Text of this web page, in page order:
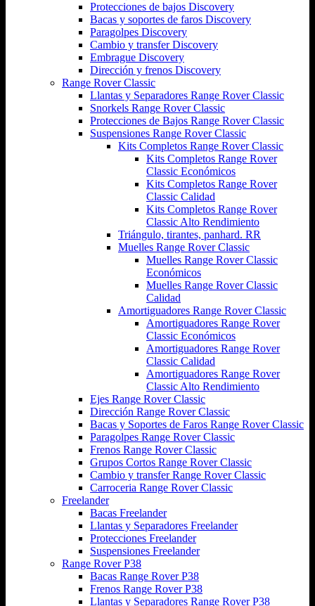
Protecciones de bajos Discovery
Bacas y soportes de faros Discovery
Paragolpes Discovery
Cambio y transfer Discovery
Embrague Discovery
Dirección y frenos Discovery
Range Rover Classic
Llantas y Separadores Range Rover Classic
Snorkels Range Rover Classic
Protecciones de Bajos Range Rover Classic
Suspensiones Range Rover Classic
Kits Completos Range Rover Classic
Kits Completos Range Rover
Classic Económicos
Kits Completos Range Rover
Classic Calidad
Kits Completos Range Rover
Classic Alto Rendimiento
Triángulo, tirantes, panhard. RR
Muelles Range Rover Classic
Muelles Range Rover Classic
Económicos
Muelles Range Rover Classic
Calidad
Amortiguadores Range Rover Classic
Amortiguadores Range Rover
Classic Económicos
Amortiguadores Range Rover
Classic Calidad
Amortiguadores Range Rover
Classic Alto Rendimiento
Ejes Range Rover Classic
Dirección Range Rover Classic
Bacas y Soportes de Faros Range Rover Classic
Paragolpes Range Rover Classic
Frenos Range Rover Classic
Grupos Cortos Range Rover Classic
Cambio y transfer Range Rover Classic
Carroceria Range Rover Classic
Freelander
Bacas Freelander
Llantas y Separadores Freelander
Protecciones Freelander
Suspensiones Freelander
Range Rover P38
Bacas Range Rover P38
Frenos Range Rover P38
Llantas y Separadores Range Rover P38